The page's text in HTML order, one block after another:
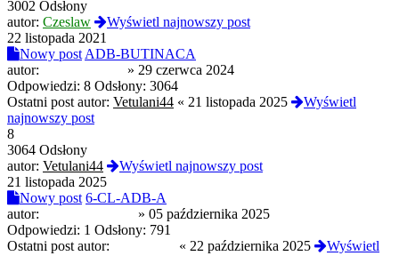
3002 Odsłony
autor: Czeslaw
Wyświetl najnowszy post
22 listopada 2021
Nowy post ADB-BUTINACA
autor:
» 29 czerwca 2024
Odpowiedzi: 8 Odsłony: 3064
Ostatni post autor: Vetulani44 « 21 listopada 2025
Wyświetl
najnowszy post
8
3064 Odsłony
autor: Vetulani44
Wyświetl najnowszy post
21 listopada 2025
Nowy post 6-CL-ADB-A
autor:
» 05 października 2025
Odpowiedzi: 1 Odsłony: 791
Ostatni post autor:
« 22 października 2025
Wyświetl